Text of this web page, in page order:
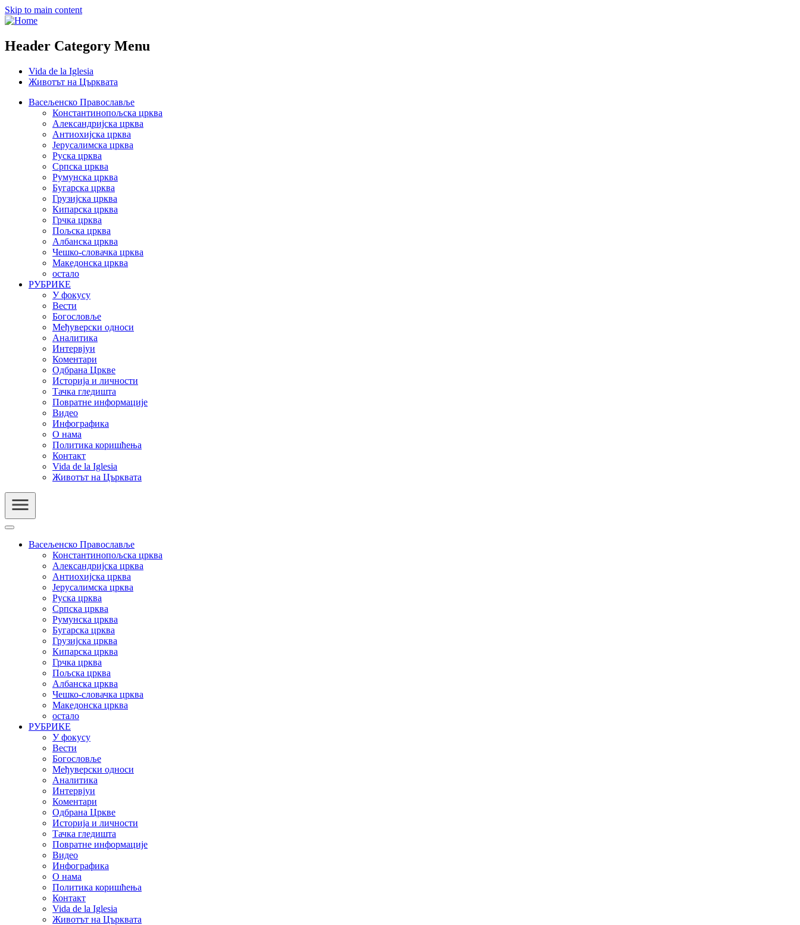
Skip to main content
Header Category Menu
Vida de la Iglesia
Животът на Църквата
Васељенско Православље
Константинопољска црква
Александријска црква
Антиохијска црква
Јерусалимска црква
Руска црква
Српска црква
Румунска црква
Бугарска црква
Грузијска црква
Кипарска црква
Грчка црква
Пољска црква
Албанска црква
Чешко-словачка црква
Македонска црква
остало
РУБРИКЕ
У фокусу
Вести
Богословље
Међуверски односи
Аналитика
Интервјуи
Коментари
Одбрана Цркве
Историја и личности
Тачка гледишта
Повратне информације
Видео
Инфографика
О нама
Политика коришћења
Контакт
Vida de la Iglesia
Животът на Църквата
Васељенско Православље
Константинопољска црква
Александријска црква
Антиохијска црква
Јерусалимска црква
Руска црква
Српска црква
Румунска црква
Бугарска црква
Грузијска црква
Кипарска црква
Грчка црква
Пољска црква
Албанска црква
Чешко-словачка црква
Македонска црква
остало
РУБРИКЕ
У фокусу
Вести
Богословље
Међуверски односи
Аналитика
Интервјуи
Коментари
Одбрана Цркве
Историја и личности
Тачка гледишта
Повратне информације
Видео
Инфографика
О нама
Политика коришћења
Контакт
Vida de la Iglesia
Животът на Църквата